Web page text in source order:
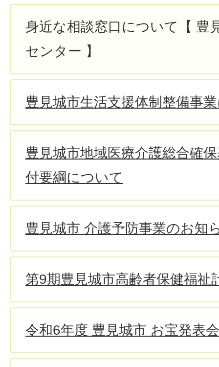
身近な相談窓口について【 豊
センター 】
豊見城市生活支援体制整備事
豊見城市地域医療介護総合確
付要綱について
豊見城市 介護予防事業のお知
第9期豊見城市高齢者保健福祉
令和6年度 豊見城市 お宝発表会